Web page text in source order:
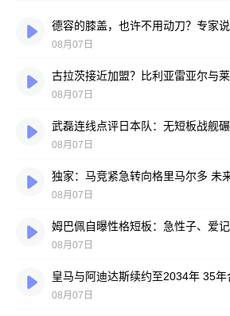
德容的膝盖，也许不用动刀？专家
08月07日
08月07日
08月07日
08月07日
08月07日
皇马与阿迪达斯续约至2034年 35
08月07日